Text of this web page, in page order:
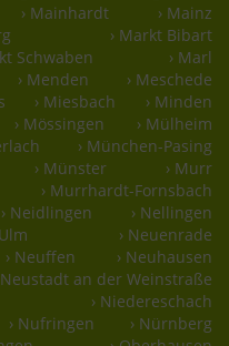
› Mainhardt
› Mainz
› Markt Bibart
Schwaben
› Marl
› Menden
› Meschede
› Miesbach
› Minden
› Mössingen
› Mülheim
› München-Pasing
› Münster
› Murr
› Murrhardt-Fornsbach
› Neidlingen
› Nellingen
› Neuenrade
› Neuffen
› Neuhausen
Neustadt an der Weinstraße
› Niedereschach
› Nufringen
› Nürnberg